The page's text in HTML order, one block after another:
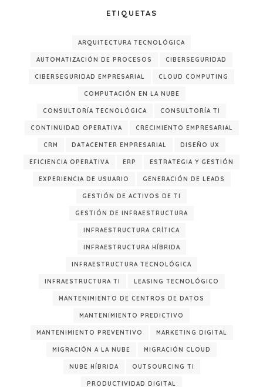
ETIQUETAS
ARQUITECTURA TECNOLÓGICA
AUTOMATIZACIÓN DE PROCESOS CIBERSEGURIDAD
CIBERSEGURIDAD EMPRESARIAL CLOUD COMPUTING
COMPUTACIÓN EN LA NUBE
CONSULTORÍA TECNOLÓGICA CONSULTORÍA TI
CONTINUIDAD OPERATIVA CRECIMIENTO EMPRESARIAL
CRM DATACENTER EMPRESARIAL DISEÑO UX
EFICIENCIA OPERATIVA ERP ESTRATEGIA Y GESTIÓN
EXPERIENCIA DE USUARIO GENERACIÓN DE LEADS
GESTIÓN DE ACTIVOS DE TI
GESTIÓN DE INFRAESTRUCTURA
INFRAESTRUCTURA CRÍTICA
INFRAESTRUCTURA HÍBRIDA
INFRAESTRUCTURA TECNOLÓGICA
INFRAESTRUCTURA TI LEASING TECNOLÓGICO
MANTENIMIENTO DE CENTROS DE DATOS
MANTENIMIENTO PREDICTIVO
MANTENIMIENTO PREVENTIVO MARKETING DIGITAL
MIGRACIÓN A LA NUBE MIGRACIÓN CLOUD
NUBE HÍBRIDA OUTSOURCING TI
PRODUCTIVIDAD DIGITAL